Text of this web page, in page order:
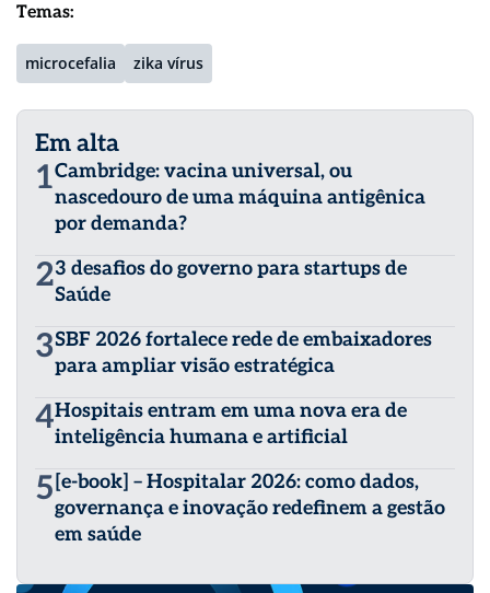
Temas:
microcefalia zika vírus
Em alta
1Cambridge: vacina universal, ou
nascedouro de uma máquina antigênica
por demanda?
23 desafios do governo para startups de
Saúde
3SBF 2026 fortalece rede de embaixadores
para ampliar visão estratégica
4Hospitais entram em uma nova era de
inteligência humana e artificial
5 [e-book] – Hospitalar 2026: como dados,
governança e inovação redefinem a gestão
em saúde